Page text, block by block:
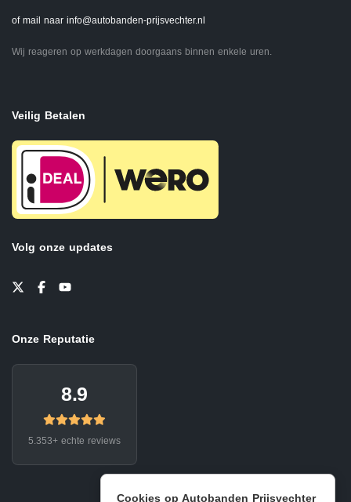
Cookies op Autobanden Prijsvechter
of mail naar info@autobanden-prijsvechter.nl
Wij reageren op werkdagen doorgaans binnen enkele uren.
Veilig Betalen
Volg onze updates
Onze Reputatie
8.9
5.353+ echte reviews